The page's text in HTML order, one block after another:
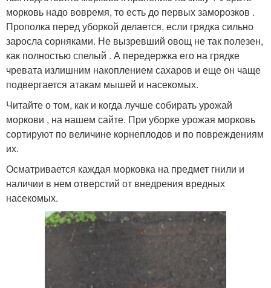
морковь надо вовремя, то есть до первых заморозков .
Прополка перед уборкой делается, если грядка сильно
заросла сорняками. Не вызревший овощ не так полезен,
как полностью спелый . А передержка его на грядке
чревата излишним накоплением сахаров и еще он чаще
подвергается атакам мышей и насекомых.
Читайте о том, как и когда лучше собирать урожай
моркови , на нашем сайте. При уборке урожая морковь
сортируют по величине корнеплодов и по повреждениям
их.
Осматривается каждая морковка на предмет гнили и
наличии в нем отверстий от внедрения вредных
насекомых.